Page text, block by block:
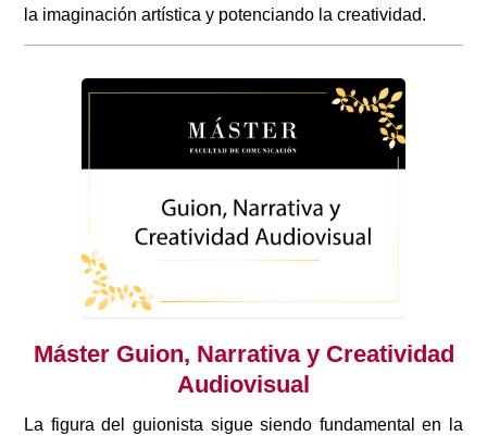
la imaginación artística y potenciando la creatividad.
Máster Guion, Narrativa y Creatividad
Audiovisual
La figura del guionista sigue siendo fundamental en la